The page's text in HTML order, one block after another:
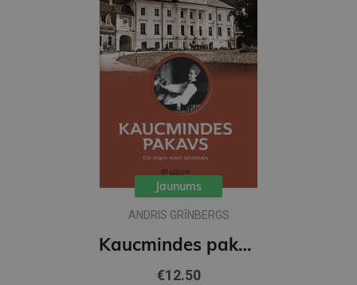
Jaunums
ANDRIS GRĪNBERGS
Kaucmindes pakavs
€12.50